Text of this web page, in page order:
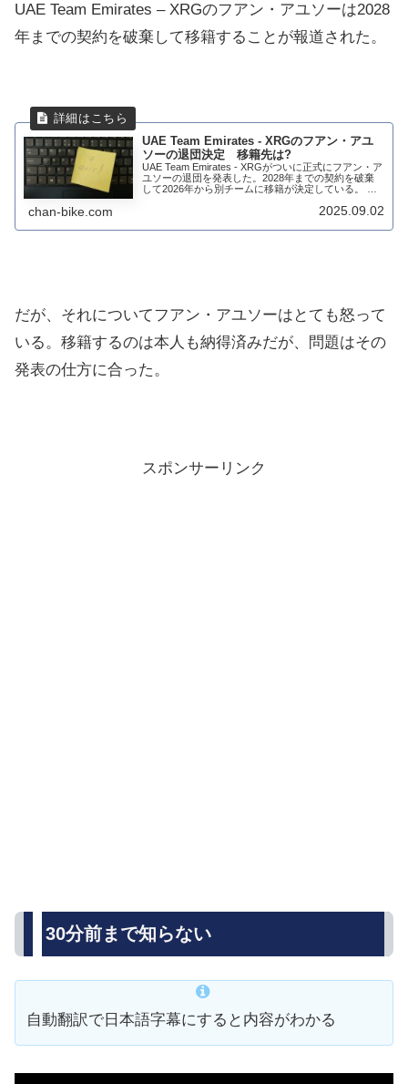
UAE Team Emirates – XRGのフアン・アユソーは2028
年までの契約を破棄して移籍することが報道された。
UAE Team Emirates - XRGのフアン・アユ
ソーの退団決定 移籍先は?
UAE Team Emirates - XRGがついに正式にフアン・ア
ユソーの退団を発表した。2028年までの契約を破棄
して2026年から別チームに移籍が決定している。 ビ
chan-bike.com 2025.09.02
だが、それについてフアン・アユソーはとても怒って
いる。移籍するのは本人も納得済みだが、問題はその
発表の仕方に合った。
スポンサーリンク
30分前まで知らない
自動翻訳で日本語字幕にすると内容がわかる